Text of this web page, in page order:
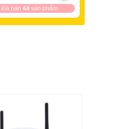
Đã bán 44sản phẩm